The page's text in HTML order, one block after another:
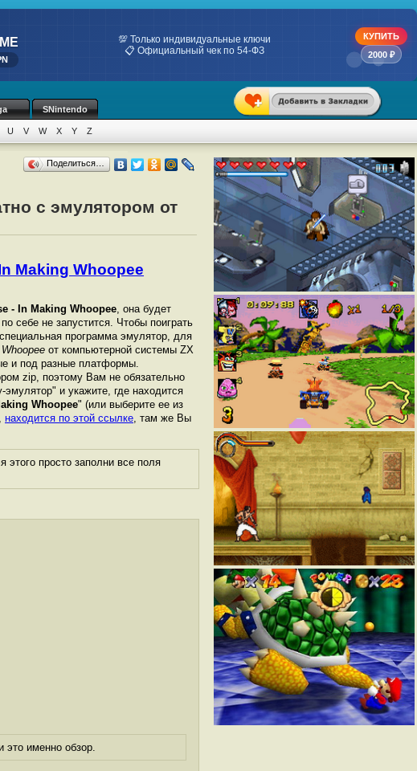
💯 Только индивидуальные ключи
📋 Официальный чек по 54-ФЗ
КУПИТЬ
2000 ₽
SNintendo
U V W X Y Z
Поделиться…
с эмулятором от
Making Whoopee
- In Making Whoopee, она будет
себе не запустится. Чтобы поиграть
программа эмулятор, для
от компьютерной системы ZX
и под разные платформы.
zip, поэтому Вам не обязательно
эмулятор" и укажите, где находится
Whoopee" (или выберите ее из
находится по этой ссылке, там же Вы
просто заполни все поля
это именно обзор.